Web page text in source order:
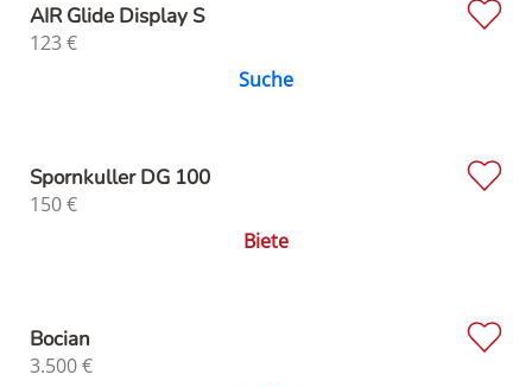
AIR Glide Display S
123 €
Suche
Spornkuller DG 100
150€
Biete
Bocian
3.500€